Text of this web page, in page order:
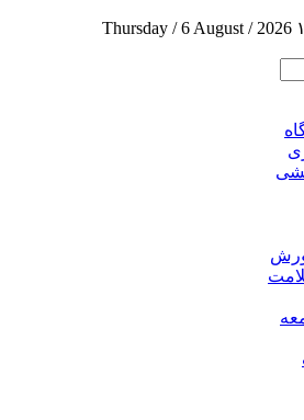
Thursday / 6 August / 2026